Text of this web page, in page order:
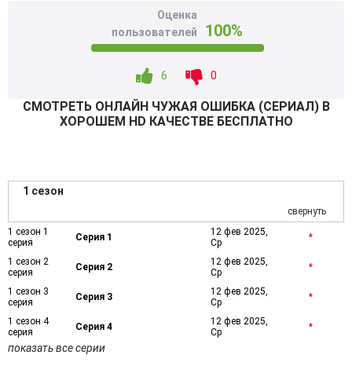
Оценка
пользователей
100%
6 0
СМОТРEТЬ ОНЛАЙН ЧУЖАЯ ОШИБКА (СЕРИАЛ) В
ХОРОШЕМ HD КАЧЕСТВЕ БЕСПЛАТНО
1 сезон
свернуть
1 сезон 1
серия
Серия 1
12 фев 2025,
Ср
*
1 сезон 2
серия
Серия 2
12 фев 2025,
Ср
*
1 сезон 3
серия
Серия 3
12 фев 2025,
Ср
*
1 сезон 4
серия
Серия 4
12 фев 2025,
Ср
*
показать все серии